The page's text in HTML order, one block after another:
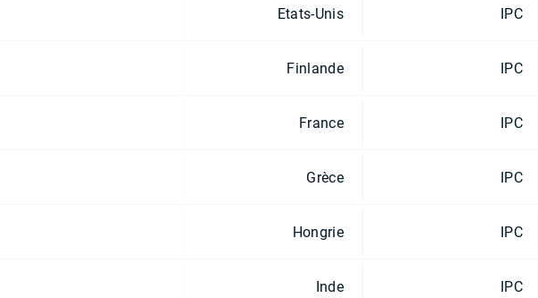
Etats-Unis IPC
Finlande IPC
France IPC
Grèce IPC
Hongrie IPC
Inde IPC